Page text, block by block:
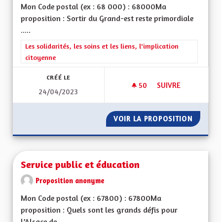
Mon Code postal (ex : 68 000) : 68000Ma
proposition : Sortir du Grand-est reste primordiale
.....
Filtrer les résultats de la catégorie : Les solidarités, les soins
Les solidarités, les soins et les liens, l'implication
citoyenne
CRÉÉ LE
24/04/2023
50 50 ABONNÉS
SUIVRE
VOIR LA PROPOSITION
Service public et éducation
Proposition anonyme
Mon Code postal (ex : 67800) : 67800Ma
proposition : Quels sont les grands défis pour